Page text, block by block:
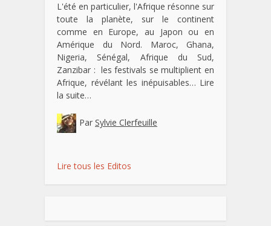
L'été en particulier, l'Afrique résonne sur
toute la planète, sur le continent
comme en Europe, au Japon ou en
Amérique du Nord. Maroc, Ghana,
Nigeria, Sénégal, Afrique du Sud,
Zanzibar : les festivals se multiplient en
Afrique, révélant les inépuisables… Lire
la suite…
Par Sylvie Clerfeuille
Lire tous les Editos